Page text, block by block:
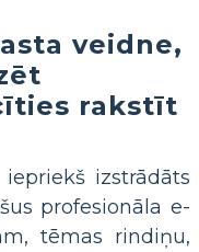
veidne,
rakstīt
izstrādāts
profesionāla e-
tēmas rindiņu,